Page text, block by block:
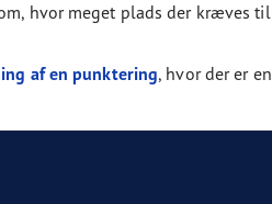
hvor meget plads der kræves til
af en punktering, hvor der er en